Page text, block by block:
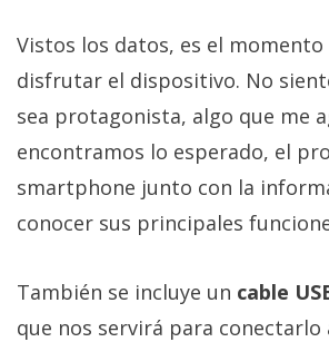
Vistos los datos, es el momento
disfrutar el dispositivo. No
sea protagonista, algo que me
encontramos lo esperado, el
smartphone junto con la
conocer sus principales
También se incluye un cable
que nos servirá para conectarlo